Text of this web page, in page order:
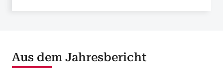
Aus dem Jahresbericht